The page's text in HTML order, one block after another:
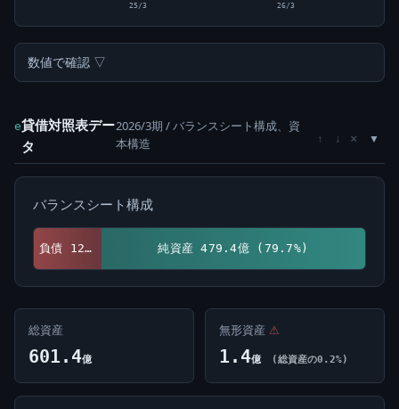
25/3 26/3
数値で確認 ▽
e貸借対照表デー
タ
2026/3期 / バランスシート構成、資
本構造
↑ ↓ ×
バランスシート構成
負債 122.1億 (20.3%) 純資産 479.4億 (79.7%)
総資産
601.4億
無形資産 ⚠
1.4億 (総資産の0.2%)